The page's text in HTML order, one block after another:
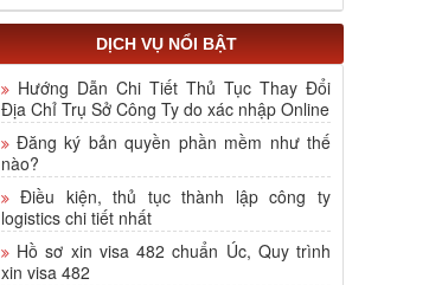
DỊCH VỤ NỔI BẬT
Hướng Dẫn Chi Tiết Thủ Tục Thay Đổi
Địa Chỉ Trụ Sở Công Ty do xác nhập Online
Đăng ký bản quyền phần mềm như thế
nào?
Điều kiện, thủ tục thành lập công ty
logistics chi tiết nhất
Hồ sơ xin visa 482 chuẩn Úc, Quy trình
xin visa 482